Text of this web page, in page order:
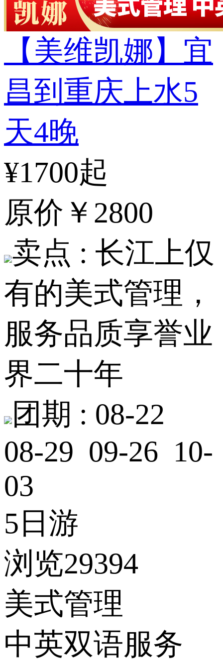
【美维凯娜】宜
昌到重庆上水5
天4晚
¥1700起
原价 ￥2800
卖点 : 长江上仅
有的美式管理，
服务品质享誉业
界二十年
团期 : 08-22
08-29 09-26 10-
03
5日游
浏览29394
美式管理
中英双语服务